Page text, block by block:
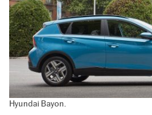
Hyundai Bayon.